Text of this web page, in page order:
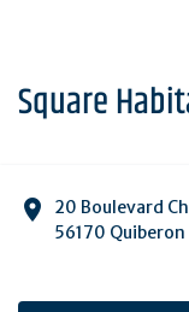
Square
20 Boulevard
56170 Quiberon